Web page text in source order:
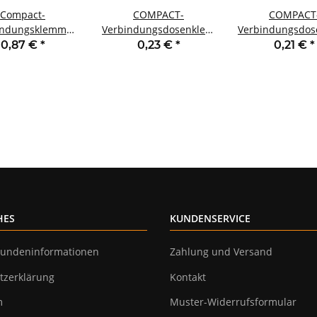
Compact-
für alle
0,87 € *
COMPACT-
Verbindungsdosenklemme
WAGO eindrähtige
0,23 € *
WAGO0,21 € *
KUNDENSERVICE
Zahlung und Versand
Kontakt
Muster-Widerrufsformular